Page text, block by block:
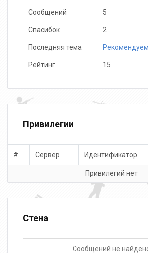
Сообщений 5
Спасибок 2
Последняя тема
Рейтинг 15
Привилегии
# Сервер Идентификатор
Привилегий нет
Стена
Сообщений не